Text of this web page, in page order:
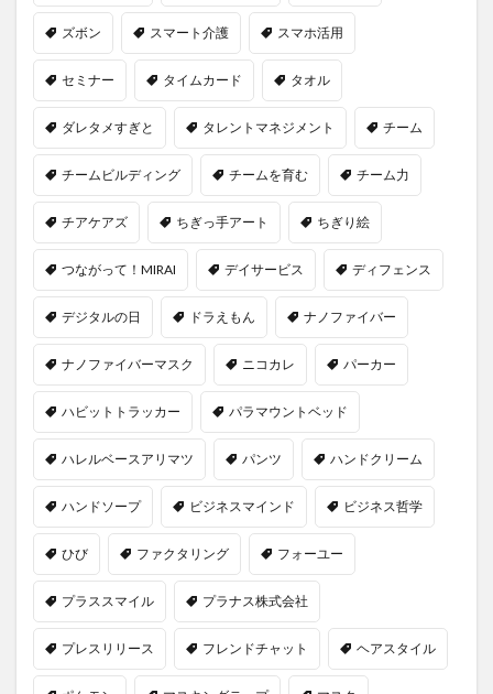
ズボン スマート介護 スマホ活用
セミナー タイムカード タオル
ダレタメすぎと タレントマネジメント チーム
チームビルディング チームを育む チーム力
チアケアズ ちぎっ手アート ちぎり絵
つながって！MIRAI デイサービス ディフェンス
デジタルの日 ドラえもん ナノファイバー
ナノファイバーマスク ニコカレ パーカー
ハビットトラッカー パラマウントベッド
ハレルベースアリマツ パンツ ハンドクリーム
ハンドソープ ビジネスマインド ビジネス哲学
ひび ファクタリング フォーユー
プラススマイル プラナス株式会社
プレスリリース フレンドチャット ヘアスタイル